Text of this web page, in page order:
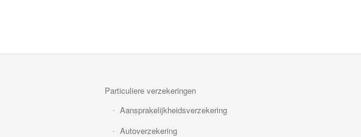
Particuliere verzekeringen
Aansprakelijkheidsverzekering
Autoverzekering